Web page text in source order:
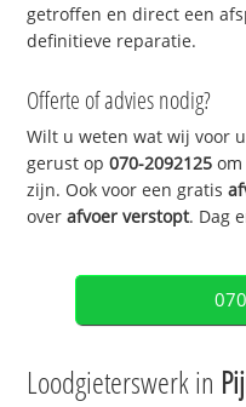
getroffen en direct een
definitieve reparatie.
Offerte of advies nodig?
Wilt u weten wat wij voor
gerust op070-2092125
zijn. Ook voor een gratis
overafvoer verstopt. Dag
Loodgieterswerk in